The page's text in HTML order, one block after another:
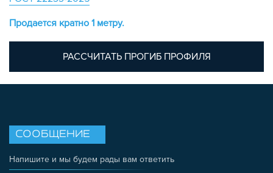
Продается кратно 1 метру.
РАССЧИТАТЬ ПРОГИБ ПРОФИЛЯ
СООБЩЕНИЕ
Напишите и мы будем рады вам ответить